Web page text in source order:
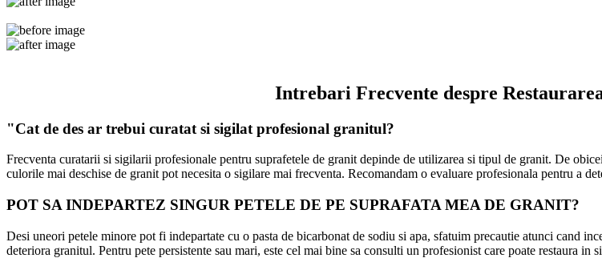
Intrebari Frecvente despre
"Cat de des ar trebui curatat si sigilat profesional granitul?
Frecventa curatarii si sigilarii profesionale pentru suprafetele de granit depinde de utilizarea si tipul de granit. De
culorile mai deschise de granit pot necesita o sigilare mai frecventa. Recomandam o evaluare profesionala pentru a
POT SA INDEPARTEZ SINGUR PETELE DE PE SUPRAFATA MEA DE GRANIT?
Desi uneori petele minore pot fi indepartate cu o pasta de bicarbonat de sodiu si apa, sfatuim precautie atunci cand
deteriora granitul. Pentru pete persistente sau mari, este cel mai bine sa consulti un profesionist care poate restaura in